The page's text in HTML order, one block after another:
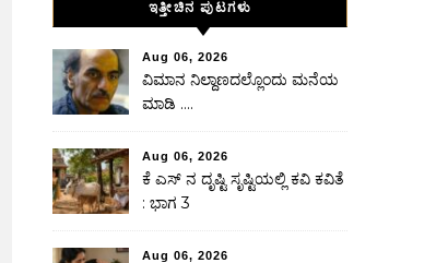
ಇತ್ತೀಚಿನ ಪುಟಗಳು
Aug 06, 2026
ವಿಮಾನ ನಿಲ್ದಾಣದಲ್ಲೊಂದು ಮನೆಯ
ಮಾಡಿ ….
Aug 06, 2026
ಕೆ ಎಸ್ ನ ದೃಷ್ಟಿ ಸೃಷ್ಟಿಯಲ್ಲಿ ಕವಿ ಕವಿತೆ
: ಭಾಗ 3
Aug 06, 2026